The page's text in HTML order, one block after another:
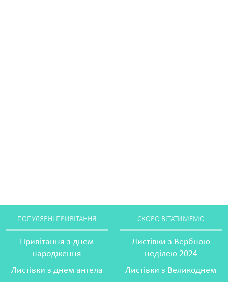
ПОПУЛЯРНІ ПРИВІТАННЯ
Привітання з днем
народження
Листівки з днем ангела
СКОРО ВІТАТИМЕМО
Листівки з Вербною
неділею 2024
Листівки з Великоднем